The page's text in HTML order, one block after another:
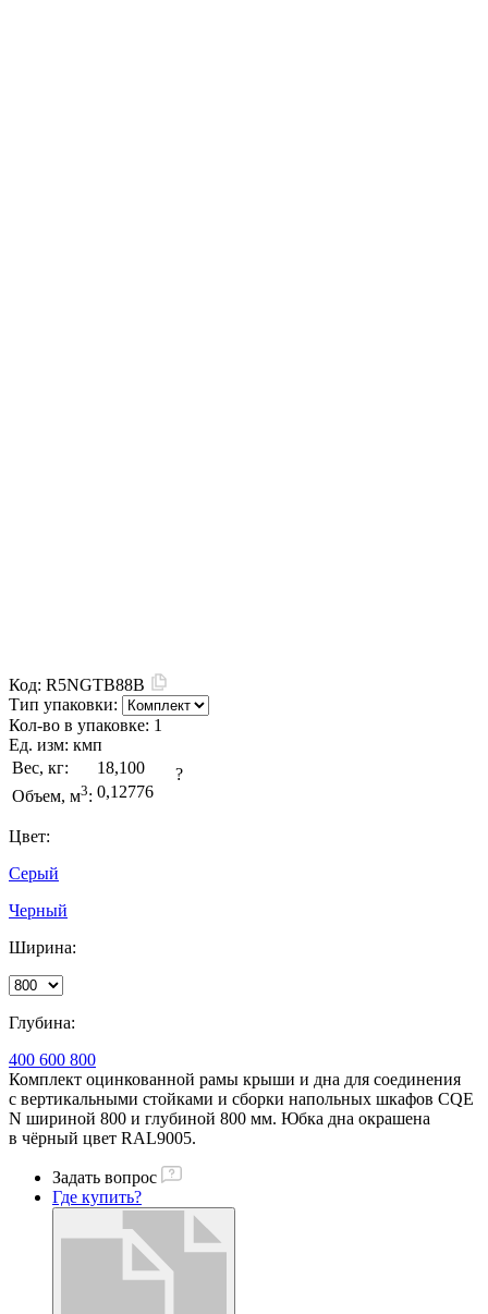
Код: R5NGTB88B
Тип упаковки:
Кол-во в упаковке: 1
Ед. изм: кмп
Вес, кг:
18,100
Объем, м3: 0,12776
?
Цвет:
Серый
Черный
Ширина:
Глубина:
400 600 800
Комплект оцинкованной рамы крыши и дна для соединения
с вертикальными стойками и сборки напольных шкафов CQE
N шириной 800 и глубиной 800 мм. Юбка дна окрашена
в чёрный цвет RAL9005.
Задать вопрос
Где купить?